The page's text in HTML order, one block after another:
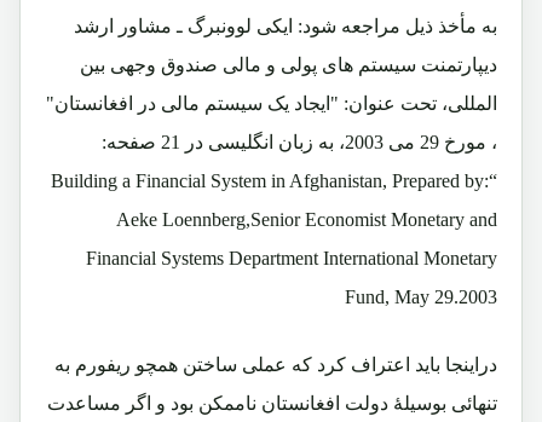
به مأخذ ذیل مراجعه شود: ایکی لوونبرگ ـ مشاور ارشد
دیپارتمنت سیستم های پولی و مالی صندوق وجهی بین
المللی، تحت عنوان: "ایجاد یک سیستم مالی در افغانستان"
، مورخ 29 می 2003، به زبان انگلیسی در 21 صفحه:
“Building a Financial System in Afghanistan, Prepared by:
Aeke Loennberg,Senior Economist Monetary and
Financial Systems Department International Monetary
Fund, May 29.2003
دراینجا باید اعتراف کرد که عملی ساختن همچو ریفورم به
تنهائی بوسیلۀ دولت افغانستان ناممکن بود و اگر مساعدت